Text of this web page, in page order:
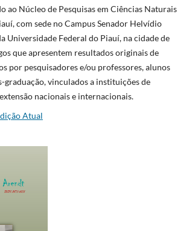
ao Núcleo de Pesquisas em Ciências Naturais
com sede no Campus Senador Helvídio
Universidade Federal do Piauí, na cidade de
que apresentem resultados originais de
por pesquisadores e/ou professores, alunos
graduação, vinculados a instituições de
nacionais e internacionais.
Atual